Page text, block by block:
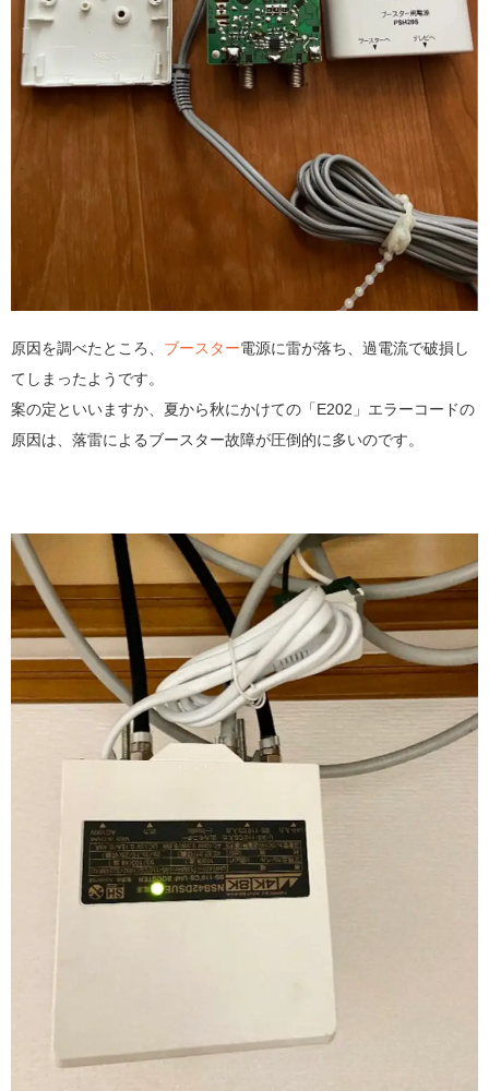
原因を調べたところ、 ブースター電源に雷が落ち、過電流で破損し
てしまったようです。
案の定といいますか、夏から秋にかけての「E202」エラーコードの
原因は、落雷によるブースター故障が圧倒的に多いのです。